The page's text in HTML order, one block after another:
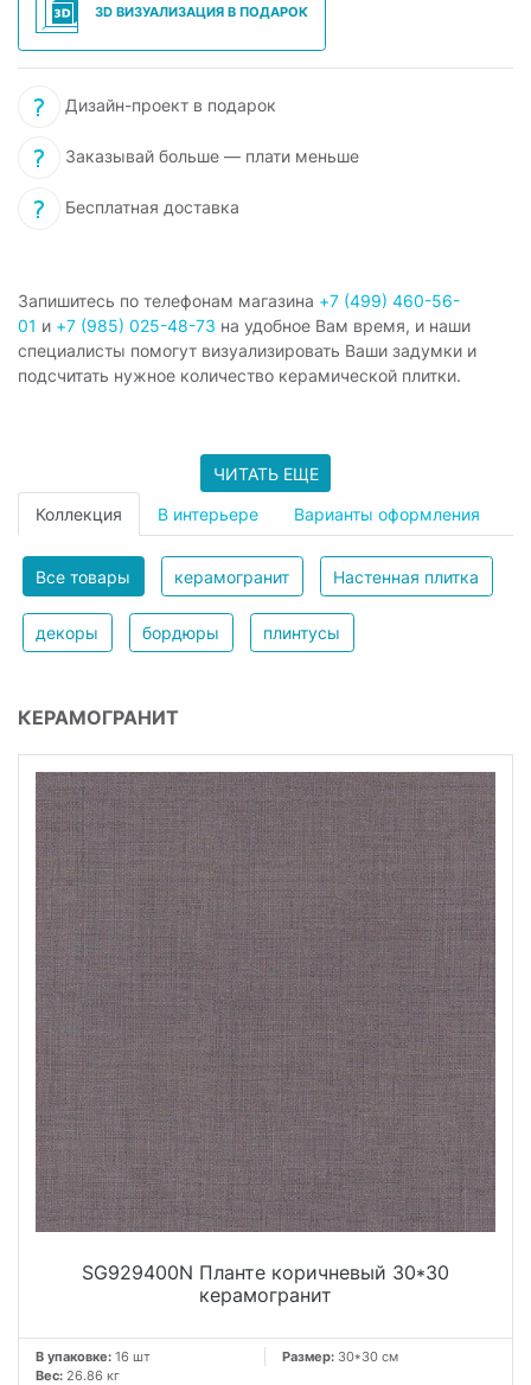
3D ВИЗУАЛИЗАЦИЯ В ПОДАРОК
Дизайн-проект в подарок
Заказывай больше — плати меньше
Бесплатная доставка
Запишитесь по телефонам магазина +7 (499) 460-56-
01 и +7 (985) 025-48-73 на удобное Вам время, и наши
специалисты помогут визуализировать Ваши задумки и
подсчитать нужное количество керамической плитки.
ЧИТАТЬ ЕЩЕ
Коллекция В интерьере Варианты оформления
Все товары керамогранит Настенная плитка
декоры бордюры плинтусы
КЕРАМОГРАНИТ
SG929400N Планте коричневый 30*30
керамогранит
В упаковке: 16 шт Размер: 30*30 см
Вес: 26.86 кг